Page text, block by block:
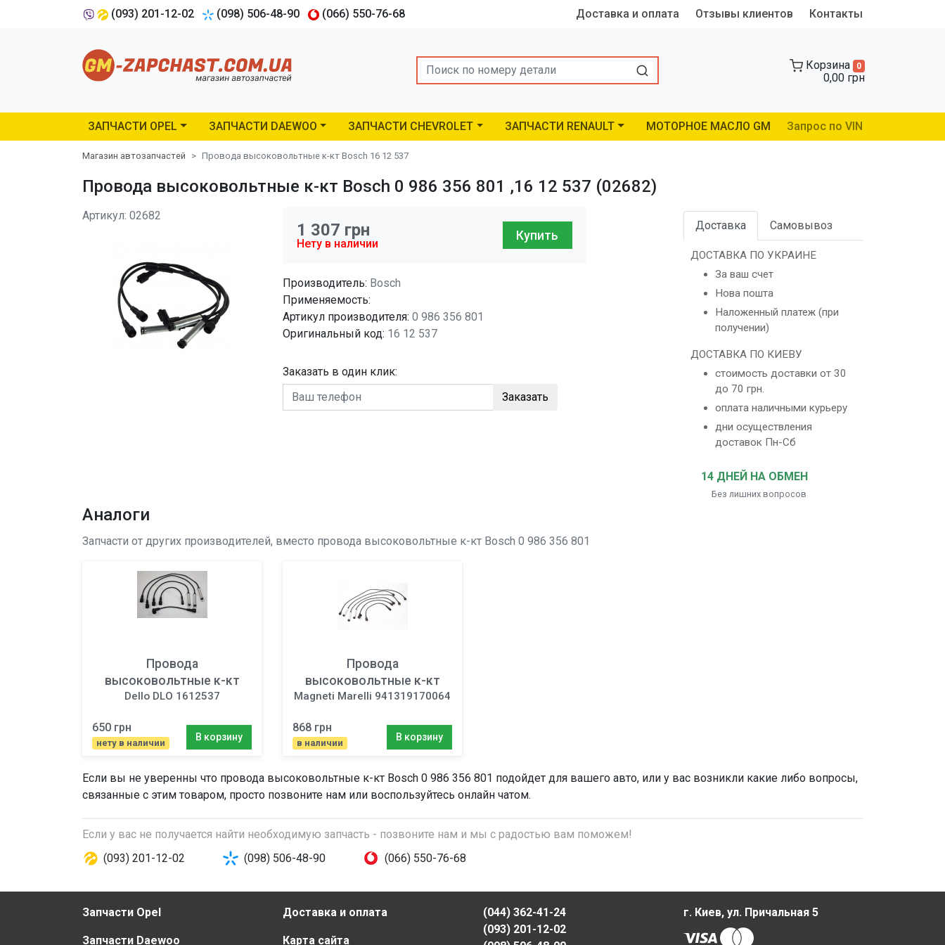
(093) 201-12-02 (098) 506-48-90 (066) 550-76-68 Доставка и оплата Отзывы клиентов Контакты
Search Корзина 0
0,00 грн
ЗАПЧАСТИ OPEL ЗАПЧАСТИ DAEWOO ЗАПЧАСТИ CHEVROLET ЗАПЧАСТИ RENAULT МОТОРНОЕ МАСЛО GM Запрос по VIN
Магазин автозапчастей Провода высоковольтные к-кт Bosch 16 12 537
Провода высоковольтные к-кт Bosch 0 986 356 801 ,16 12 537 (02682)
Артикул: 02682
1 307 грн
Нету в наличии
Купить
Производитель: Bosch
Применяемость:
Артикул производителя: 0 986 356 801
Оригинальный код: 16 12 537
Заказать в один клик:
Заказать
Доставка Самовывоз
ДОСТАВКА ПО УКРАИНЕ
За ваш счет
Нова пошта
Наложенный платеж (при
получении)
ДОСТАВКА ПО КИЕВУ
стоимость доставки от 30
до 70 грн.
оплата наличными курьеру
дни осуществления
доставок Пн-Сб
14 ДНЕЙ НА ОБМЕН
Без лишних вопросов
Аналоги
Запчасти от других производителей, вместо провода высоковольтные к-кт Bosch 0 986 356 801
Провода
высоковольтные к-кт
Dello DLO 1612537
650 грн
нету в наличии
В корзину
Провода
высоковольтные к-кт
Magneti Marelli 941319170064
868 грн
в наличии
В корзину
Если вы не уверенны что провода высоковольтные к-кт Bosch 0 986 356 801 подойдет для вашего авто, или у вас возникли какие либо вопросы,
связанные с этим товаром, просто позвоните нам или воспользуйтесь онлайн чатом.
Если у вас не получается найти необходимую запчасть - позвоните нам и мы с радостью вам поможем!
(093) 201-12-02
(098) 506-48-90 (066) 550-76-68
Запчасти Opel
Запчасти Daewoo
Доставка и оплата
Карта сайта
(044) 362-41-24
(093) 201-12-02
г. Киев, ул. Причальная 5